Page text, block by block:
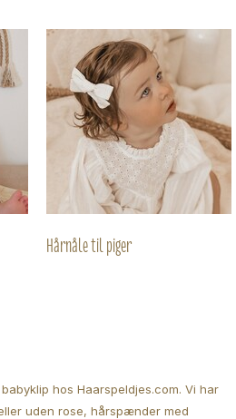
Hårnåle til piger
hos Haarspeldjes.com. Vi har
uden rose, hårspænder med